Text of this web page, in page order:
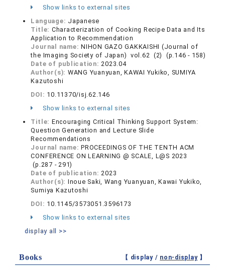
Show links to external sites
Language: Japanese
Title: Characterization of Cooking Recipe Data and Its
Application to Recommendation
Journal name:NIHON GAZO GAKKAISHI (Journal of
the Imaging Society of Japan) vol.62 (2) (p.146 - 158)
Date of publication:2023.04
Author(s): WANG Yuanyuan, KAWAI Yukiko, SUMIYA
Kazutoshi
DOI: 10.11370/isj.62.146
Show links to external sites
Title: Encouraging Critical Thinking Support System:
Question Generation and Lecture Slide
Recommendations
Journal name:PROCEEDINGS OF THE TENTH ACM
CONFERENCE ON LEARNING @ SCALE, L@S 2023
(p.287 - 291)
Date of publication:2023
Author(s): Inoue Saki, Wang Yuanyuan, Kawai Yukiko,
Sumiya Kazutoshi
DOI: 10.1145/3573051.3596173
Show links to external sites
display all >>
Books 【 display / non-display】